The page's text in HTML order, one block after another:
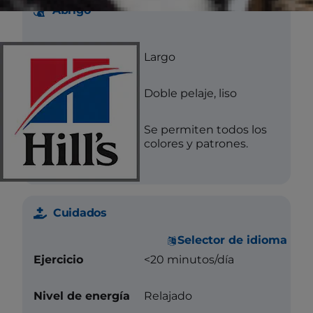
Selector de idioma
Abrigo
Longitud Largo
Textura Doble pelaje, liso
Color
Se permiten todos los
colores y patrones.
Cuidados
Ejercicio <20 minutos/día
Nivel de energía Relajado